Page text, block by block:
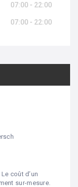
07:00 - 22:00
07:00 - 22:00
coût d’un
sur-mesure.